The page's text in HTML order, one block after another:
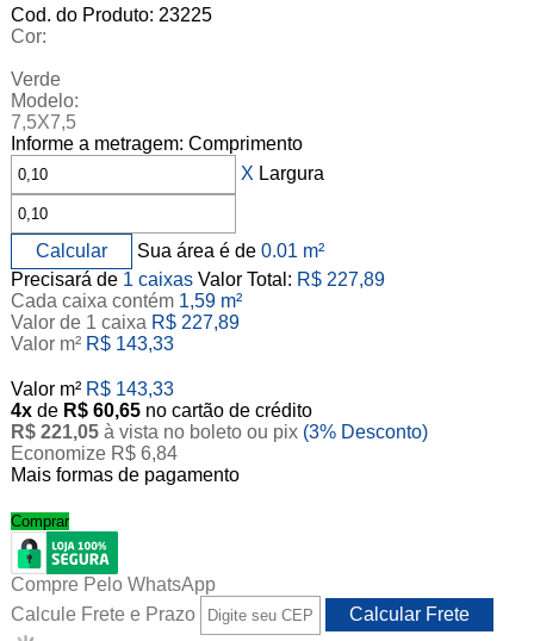
Cod. do Produto: 23225
Cor:
Verde
Modelo:
7,5X7,5
Informe a metragem: Comprimento
X Largura
Calcular Sua área é de 0.01 m²
Precisará de 1 caixas Valor Total: R$ 227,89
Cada caixa contém 1,59 m²
Valor de 1 caixa R$ 227,89
Valor m² R$ 143,33
Valor m² R$ 143,33
4xde R$ 60,65 no cartão de crédito
R$ 221,05 à vista no boleto ou pix (3% Desconto)
Economize R$ 6,84
Mais formas de pagamento
Comprar
Compre Pelo WhatsApp
Calcule Frete e Prazo